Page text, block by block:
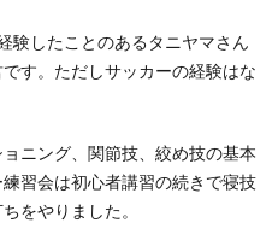
験したことのあるタニヤマさん
す。ただしサッカーの経験はな
ニング、関節技、絞め技の基本
習会は初心者講習の続きで寝技
をやりました。